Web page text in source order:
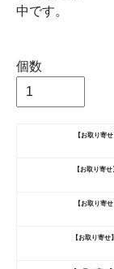
中です。
個数
【お取り寄
【お取り寄せ
【お取り寄せ
【お取り寄せ